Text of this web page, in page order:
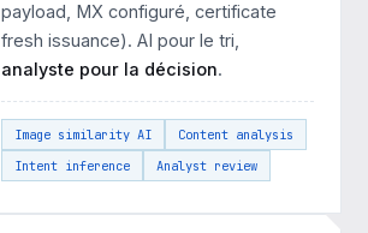
payload, MX configuré, certificate
fresh issuance). AI pour le tri,
analyste pour la décision.
Image similarity AI
Content analysis
Intent inference
Analyst review